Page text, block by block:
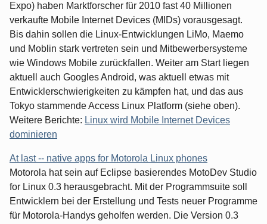
Expo) haben Marktforscher für 2010 fast 40 Millionen
verkaufte Mobile Internet Devices (MIDs) vorausgesagt.
Bis dahin sollen die Linux-Entwicklungen LiMo, Maemo
und Moblin stark vertreten sein und Mitbewerbersysteme
wie Windows Mobile zurückfallen. Weiter am Start liegen
aktuell auch Googles Android, was aktuell etwas mit
Entwicklerschwierigkeiten zu kämpfen hat, und das aus
Tokyo stammende Access Linux Platform (siehe oben).
Weitere Berichte: Linux wird Mobile Internet Devices
dominieren
At last -- native apps for Motorola Linux phones
Motorola hat sein auf Eclipse basierendes MotoDev Studio
for Linux 0.3 herausgebracht. Mit der Programmsuite soll
Entwicklern bei der Erstellung und Tests neuer Programme
für Motorola-Handys geholfen werden. Die Version 0.3